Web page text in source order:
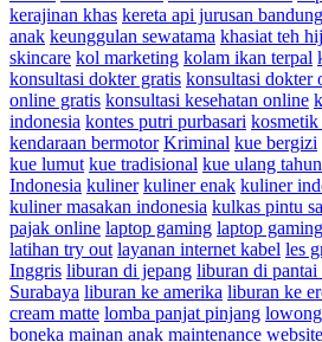
kerajinan khas kereta api jurusan bandung
anak keunggulan sewatama khasiat teh
skincare kol marketing kolam ikan terpal
konsultasi dokter gratis konsultasi dokter
online gratis konsultasi kesehatan online
indonesia kontes putri purbasari kosmetik
kendaraan bermotor Kriminal kue bergizi
kue lumut kue tradisional kue ulang
Indonesia kuliner kuliner enak kuliner
kuliner masakan indonesia kulkas pintu
pajak online laptop gaming laptop
latihan try out layanan internet kabel les
Inggris liburan di jepang liburan di pantai
Surabaya liburan ke amerika liburan ke
cream matte lomba panjat pinjang
boneka mainan anak maintenance website